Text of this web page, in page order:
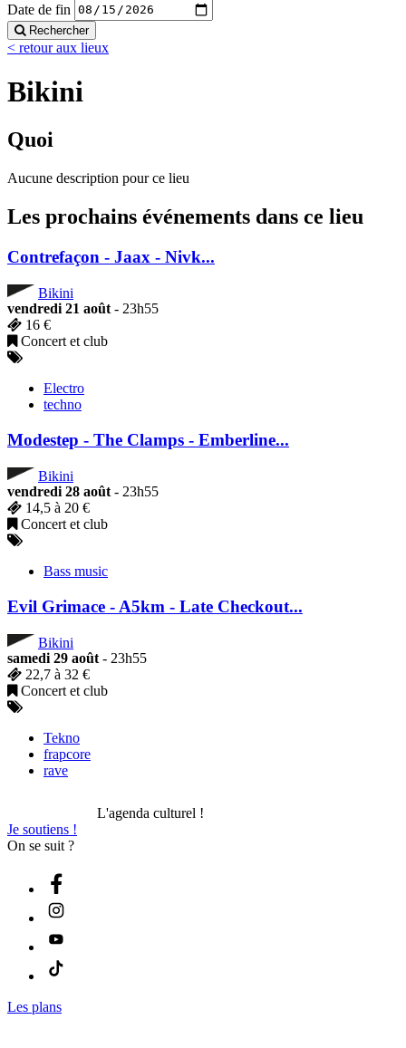
Date de fin
Rechercher
< retour aux lieux
Bikini
Quoi
Aucune description pour ce lieu
Les prochains événements dans ce lieu
Contrefaçon - Jaax - Nivk...
Bikini
vendredi 21 août- 23h55
16 €
Concert et club
Electro
techno
Modestep - The Clamps - Emberline...
Bikini
vendredi 28 août- 23h55
14,5 à 20 €
Concert et club
Bass music
Evil Grimace - A5km - Late Checkout...
Bikini
samedi 29 août- 23h55
22,7 à 32 €
Concert et club
Tekno
frapcore
rave
L'agenda culturel !
Je soutiens !
On se suit ?
Les plans